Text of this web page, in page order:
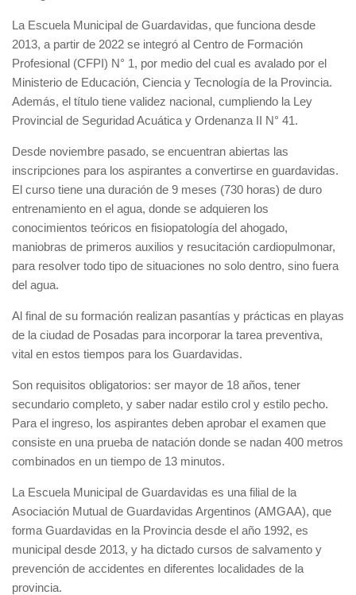
La Escuela Municipal de Guardavidas, que funciona desde
2013, a partir de 2022 se integró al Centro de Formación
Profesional (CFPI) N° 1, por medio del cual es avalado por el
Ministerio de Educación, Ciencia y Tecnología de la Provincia.
Además, el título tiene validez nacional, cumpliendo la Ley
Provincial de Seguridad Acuática y Ordenanza II N° 41.
Desde noviembre pasado, se encuentran abiertas las
inscripciones para los aspirantes a convertirse en guardavidas.
El curso tiene una duración de 9 meses (730 horas) de duro
entrenamiento en el agua, donde se adquieren los
conocimientos teóricos en fisiopatología del ahogado,
maniobras de primeros auxilios y resucitación cardiopulmonar,
para resolver todo tipo de situaciones no solo dentro, sino fuera
del agua.
Al final de su formación realizan pasantías y prácticas en playas
de la ciudad de Posadas para incorporar la tarea preventiva,
vital en estos tiempos para los Guardavidas.
Son requisitos obligatorios: ser mayor de 18 años, tener
secundario completo, y saber nadar estilo crol y estilo pecho.
Para el ingreso, los aspirantes deben aprobar el examen que
consiste en una prueba de natación donde se nadan 400 metros
combinados en un tiempo de 13 minutos.
La Escuela Municipal de Guardavidas es una filial de la
Asociación Mutual de Guardavidas Argentinos (AMGAA), que
forma Guardavidas en la Provincia desde el año 1992, es
municipal desde 2013, y ha dictado cursos de salvamento y
prevención de accidentes en diferentes localidades de la
provincia.